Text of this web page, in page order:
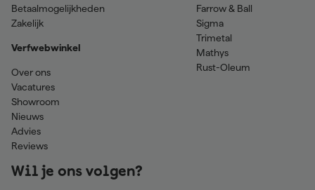
Betaalmogelijkheden
Zakelijk
Verfwebwinkel
Over ons
Vacatures
Showroom
Nieuws
Advies
Reviews
Farrow & Ball
Sigma
Trimetal
Mathys
Rust-Oleum
Wil je ons volgen?